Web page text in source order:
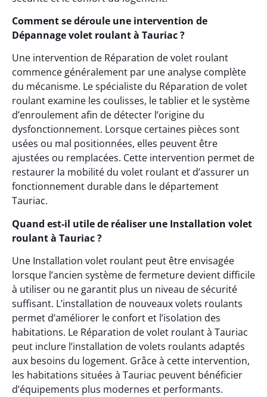
Comment se déroule une intervention de
Dépannage volet roulant à Tauriac ?
Une intervention de Réparation de volet roulant
commence généralement par une analyse complète
du mécanisme. Le spécialiste du Réparation de volet
roulant examine les coulisses, le tablier et le système
d’enroulement afin de détecter l’origine du
dysfonctionnement. Lorsque certaines pièces sont
usées ou mal positionnées, elles peuvent être
ajustées ou remplacées. Cette intervention permet de
restaurer la mobilité du volet roulant et d’assurer un
fonctionnement durable dans le département
Tauriac.
Quand est-il utile de réaliser une Installation volet
roulant à Tauriac ?
Une Installation volet roulant peut être envisagée
lorsque l’ancien système de fermeture devient difficile
à utiliser ou ne garantit plus un niveau de sécurité
suffisant. L’installation de nouveaux volets roulants
permet d’améliorer le confort et l’isolation des
habitations. Le Réparation de volet roulant à Tauriac
peut inclure l’installation de volets roulants adaptés
aux besoins du logement. Grâce à cette intervention,
les habitations situées à Tauriac peuvent bénéficier
d’équipements plus modernes et performants.